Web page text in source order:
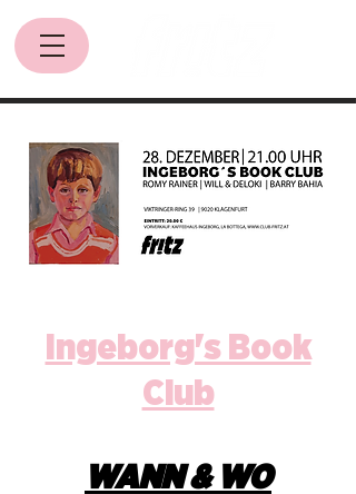
Ingeborg's Book
Club
WANN & WO